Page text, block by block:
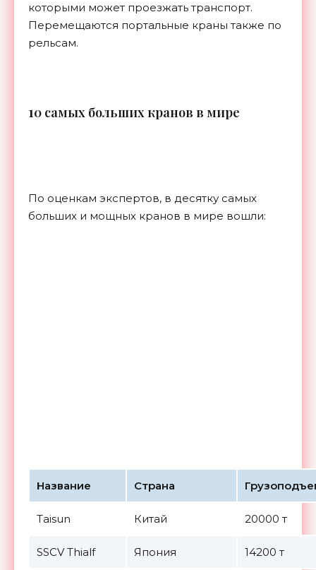
которыми может проезжать транспорт.
Перемещаются портальные краны также по
рельсам.
10 самых больших кранов в мире
По оценкам экспертов, в десятку самых
больших и мощных кранов в мире вошли:
Название Страна
Taisun Китай 20000 т
SSCV Thialf Япония 14200 т